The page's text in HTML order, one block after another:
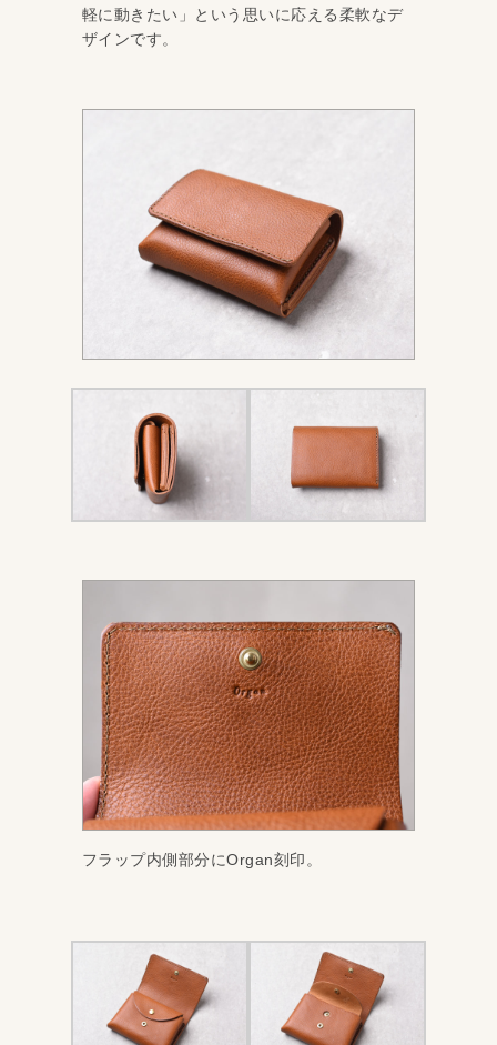
軽に動きたい」という思いに応える柔軟なデ
ザインです。
フラップ内側部分にOrgan刻印。